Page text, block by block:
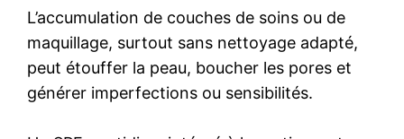
L’accumulation de couches de soins ou de
maquillage, surtout sans nettoyage adapté,
peut étouffer la peau, boucher les pores et
générer imperfections ou sensibilités.